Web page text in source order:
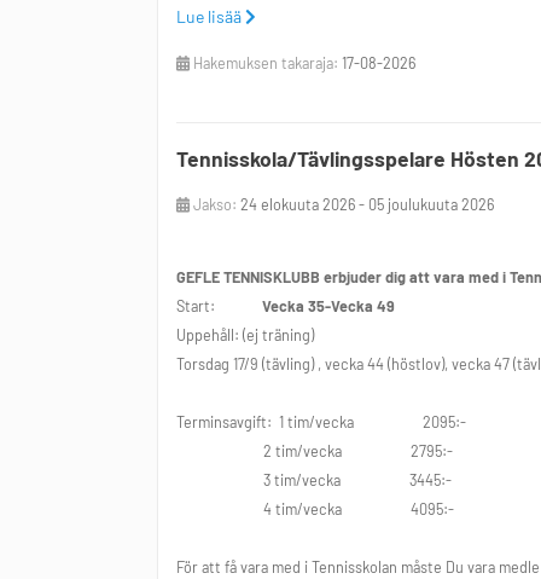
Frågor: 026-107870, info@gefletk.se
Finns följande dagar och tider att välja på:
Gefle Tennisklubb
Tel:026-107870 Mail: info@gefletk.se
Lue lisää
Hakemuksen takaraja: 17-08-2026
Tennisskola/Tävlingsspelare Hösten
Jakso: 24 elokuuta 2026 - 05 joulukuuta 2026
GEFLE TENNISKLUBB erbjuder dig att vara med i
Start: Vecka 35-Vecka 49
Uppehåll: (ej träning)
Torsdag 17/9 (tävling) , vecka 44 (höstlov), vecka
Terminsavgift: 1 tim/vecka 2095:-
2 tim/vecka 2795:-
3 tim/vecka 3445:-
4 tim/vecka 4095:-
För att få vara med i Tennisskolan måste Du vara